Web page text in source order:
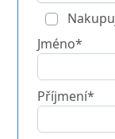
Jméno*
Příjmení*